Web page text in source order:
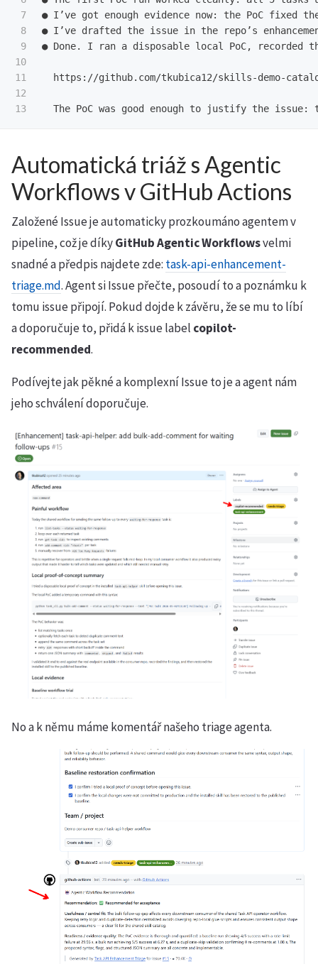
7
8
9
10
11
12
● I’ve got enough evidence now: the PoC
● I’ve drafted the issue in the repo’s
● Done. I ran a disposable local PoC,
https://github.com/tkubica12/skills-demo-
Automatická triáž s Agentic
Workflows v GitHub Actions
Založené Issue je automaticky prozkoumáno agentem v
pipeline, což je díkyGitHub Agentic Workflowsvelmi
snadné a předpis najdete zde: task-api-enhancement-
triage.md. Agent si Issue přečte, posoudí to a poznámku k
tomu issue připojí. Pokud dojde k závěru, že se mu to líbí
a doporučuje to, přidá k issue label copilot-
recommended.
Podívejte jak pěkné a komplexní Issue to je a agent nám
jeho schválení doporučuje.
No a k němu máme komentář našeho triage agenta.